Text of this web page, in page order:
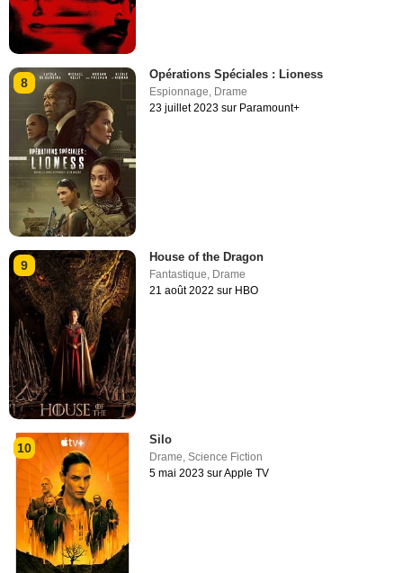
8
Opérations Spéciales : Lioness
Espionnage Drame
23 juillet 2023 sur Paramount+
9
House of the Dragon
Fantastique, Drame
21 août 2022 sur HBO
10
Silo
Drame,Science Fiction
5 mai 2023 sur Apple TV